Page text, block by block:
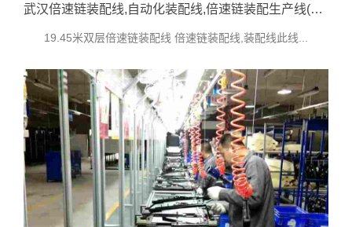
武汉倍速链装配线,自动化装配线,倍速链装配生产线(隔离开关生产线)
19.45米双层倍速链装配线 倍速链装配线,装配线此线...